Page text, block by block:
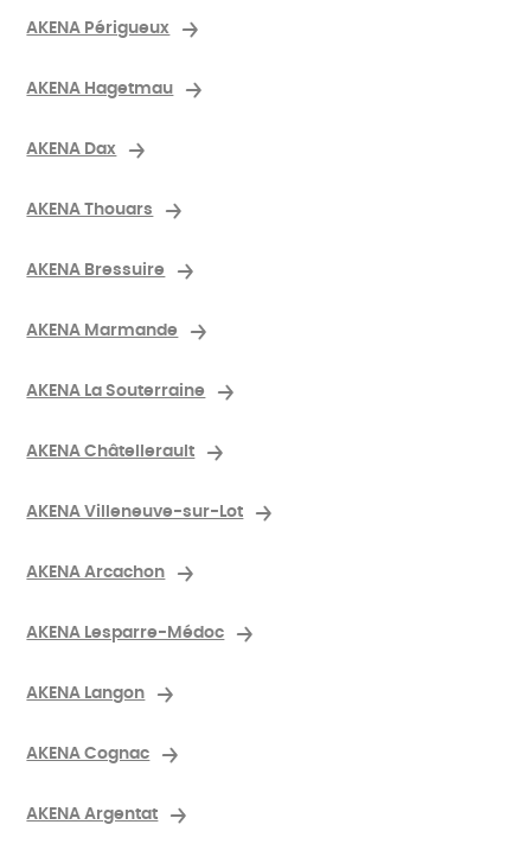
AKENA Périgueux
AKENA Hagetmau
AKENA Dax
AKENA Thouars
AKENA Bressuire
AKENA Marmande
AKENA La Souterraine
AKENA Châtellerault
AKENA Villeneuve-sur-Lot
AKENA Arcachon
AKENA Lesparre-Médoc
AKENA Langon
AKENA Cognac
AKENA Argentat